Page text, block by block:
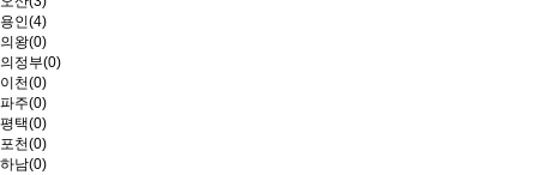
용인(4)
의왕(0)
의정부(0)
이천(0)
파주(0)
평택(0)
포천(0)
하남(0)